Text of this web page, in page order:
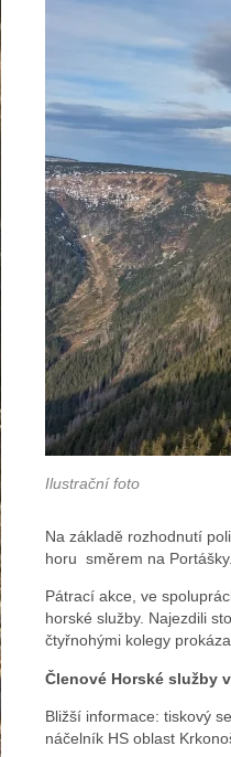
Ilustrační foto
Na základě rozhodnutí
horu směrem na
Pátrací akce, ve
horské služby. Najezdili
čtyřnohými kolegy
Členové Horské služby
Bližší informace: tiskový
náčelník HS oblast